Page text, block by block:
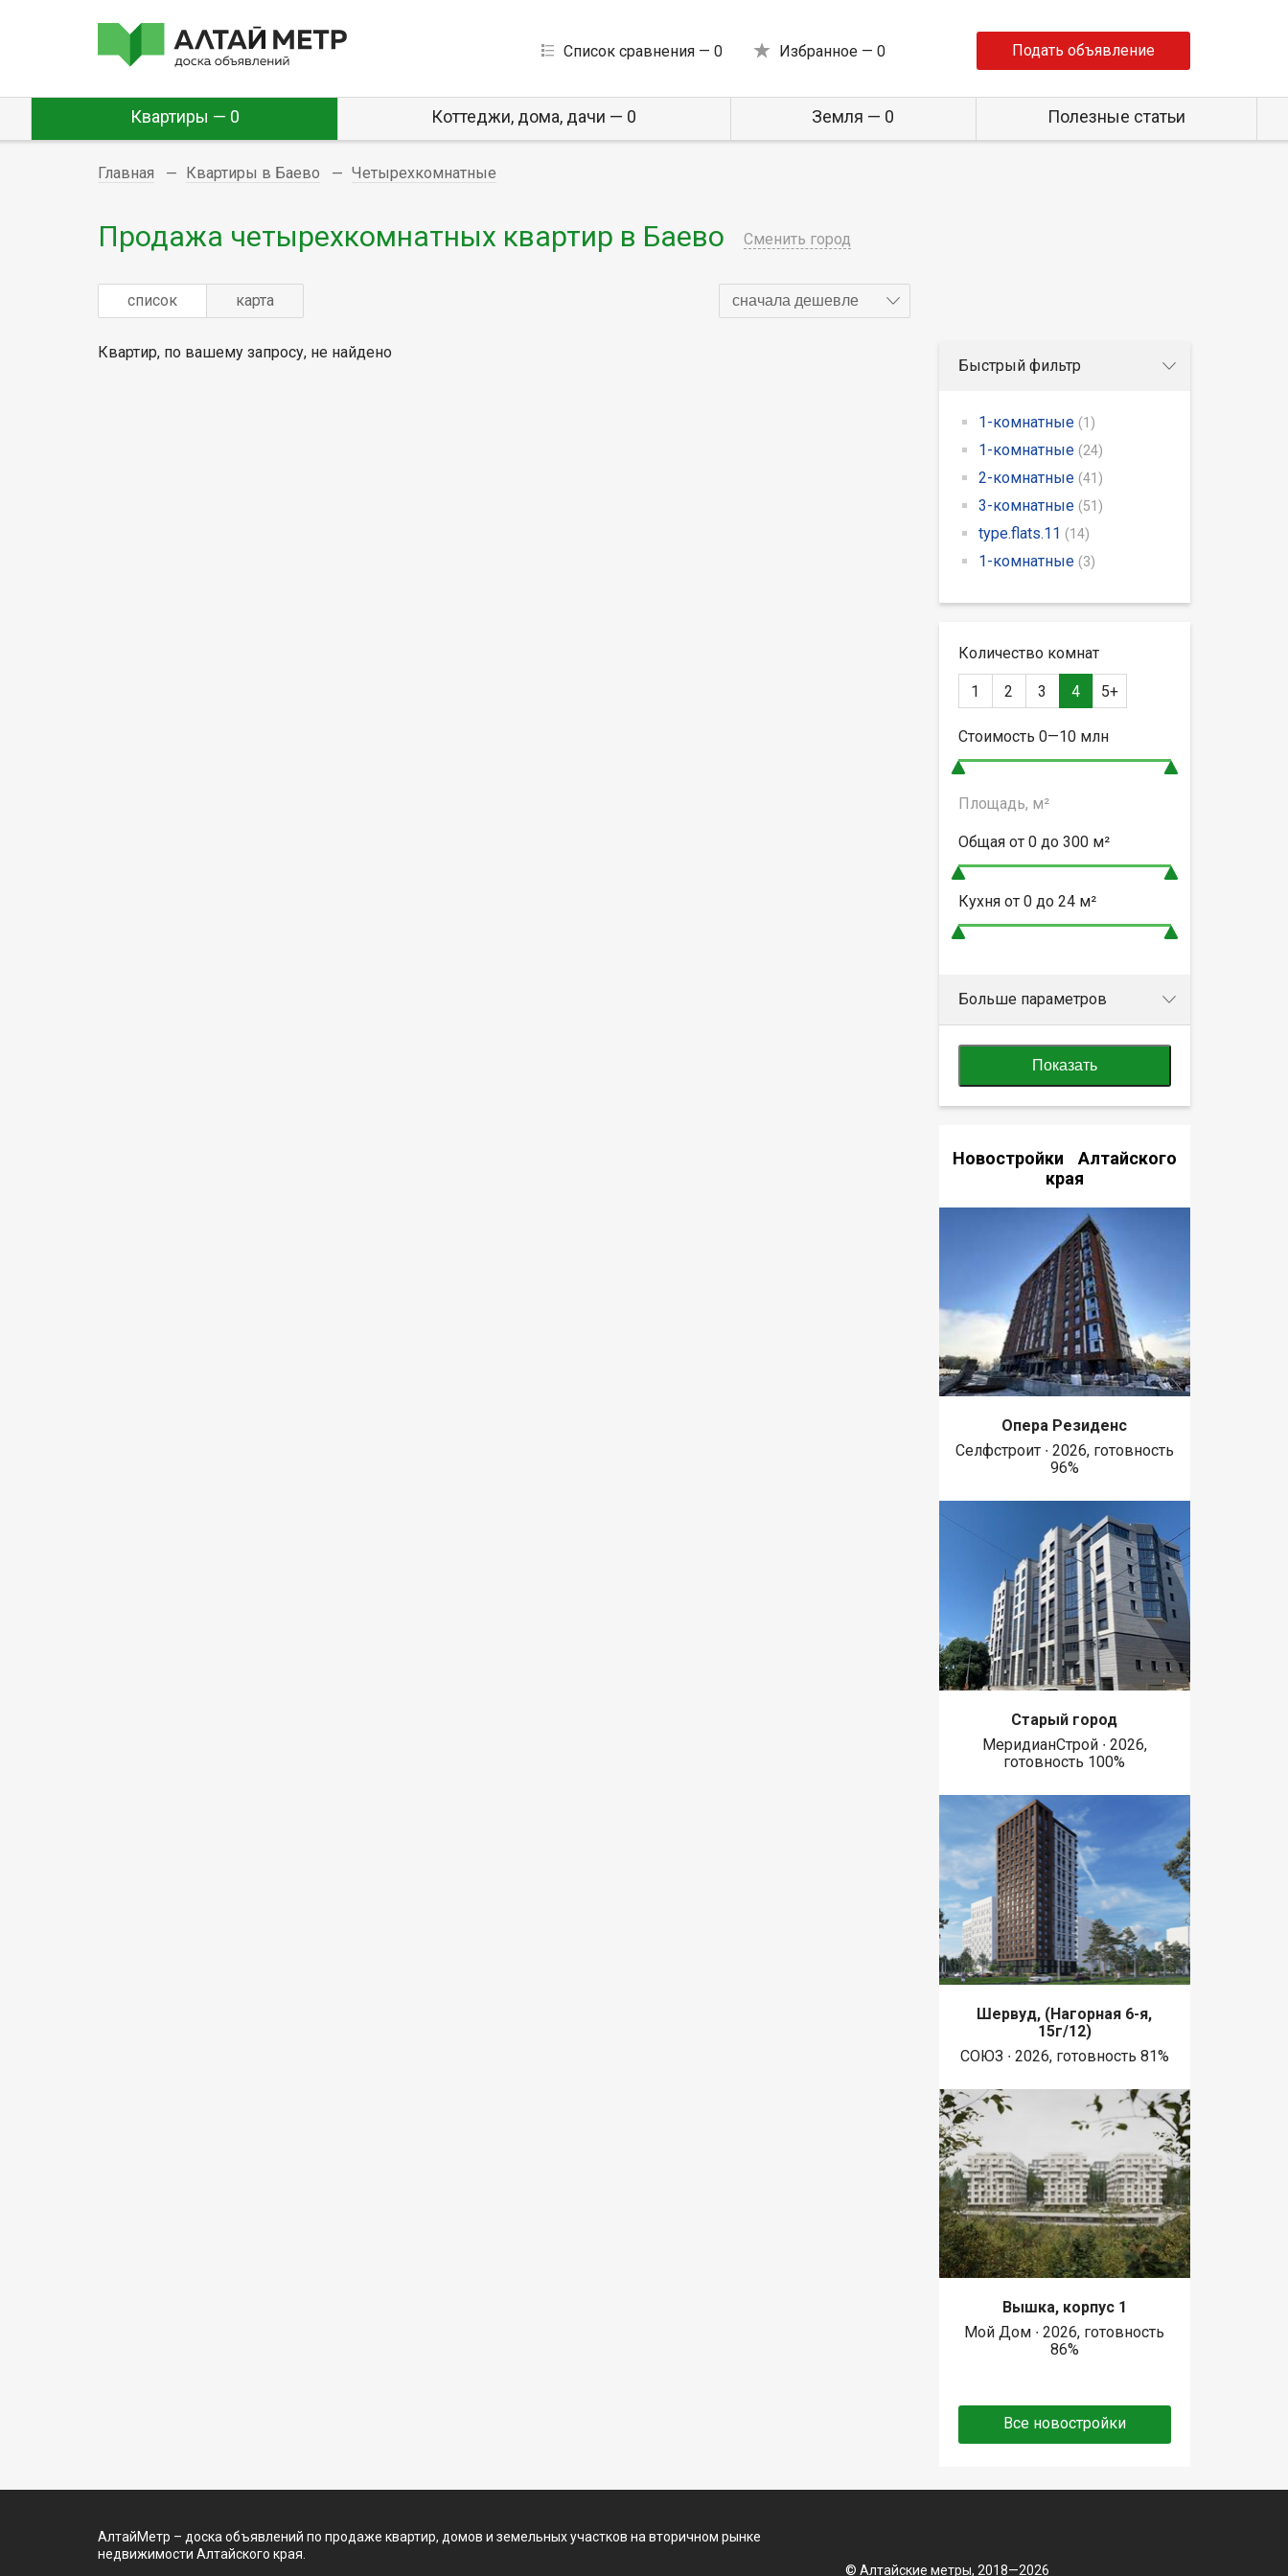
Список сравнения — 0 Избранное — 0 Подать объявление
Квартиры — 0 Коттеджи, дома, дачи — 0 Земля — 0 Полезные статьи
Главная Квартиры в Баево Четырехкомнатные
Продажа четырехкомнатных квартир в Баево Сменить город
список карта сначала дешевле
Квартир, по вашему запросу, не найдено
Быстрый фильтр
1-комнатные (1)
1-комнатные (24)
2-комнатные (41)
3-комнатные (51)
type.flats.11 (14)
1-комнатные (3)
Количество комнат
1 2 3 4 5+
Стоимость 0—10млн
Площадь, м²
Общая от 0 до 300м²
Кухня от 0 до 24м²
Больше параметров
Показать
Новостройки Алтайского
края
Опера Резиденс
Селфстроит ∙ 2026, готовность
96%
Старый город
МеридианСтрой ∙ 2026,
готовность 100%
Шервуд, (Нагорная 6-я,
15г/12)
СОЮЗ ∙ 2026, готовность 81%
Вышка, корпус 1
Мой Дом ∙ 2026, готовность
86%
Все новостройки
АлтайМетр – доска объявлений по продаже квартир, домов и земельных участков на вторичном рынке
недвижимости Алтайского края.
© Алтайские метры, 2018—2026